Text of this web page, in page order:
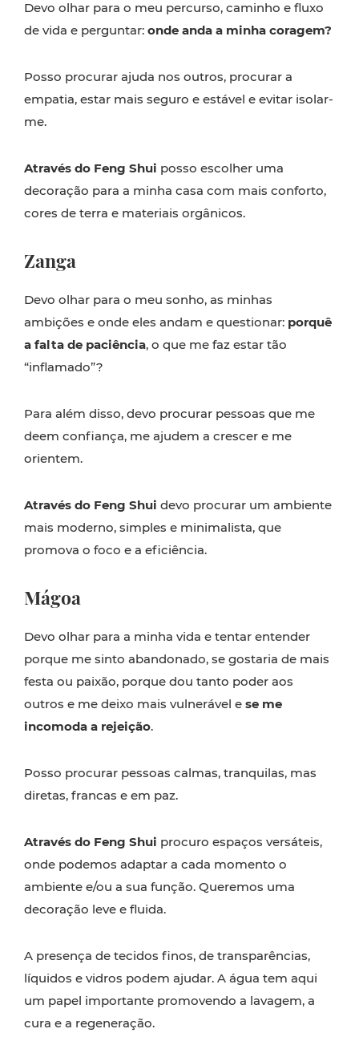
Devo olhar para o meu percurso, caminho e fluxo
de vida e perguntar: onde anda a minha coragem?
Posso procurar ajuda nos outros, procurar a
empatia, estar mais seguro e estável e evitar isolar-
me.
Através do Feng Shui posso escolher uma
decoração para a minha casa com mais conforto,
cores de terra e materiais orgânicos.
Zanga
Devo olhar para o meu sonho, as minhas
ambições e onde eles andam e questionar: porquê
a falta de paciência, o que me faz estar tão
“inflamado”?
Para além disso, devo procurar pessoas que me
deem confiança, me ajudem a crescer e me
orientem.
Através do Feng Shui devo procurar um ambiente
mais moderno, simples e minimalista, que
promova o foco e a eficiência.
Mágoa
Devo olhar para a minha vida e tentar entender
porque me sinto abandonado, se gostaria de mais
festa ou paixão, porque dou tanto poder aos
outros e me deixo mais vulnerável e se me
incomoda a rejeição.
Posso procurar pessoas calmas, tranquilas, mas
diretas, francas e em paz.
Através do Feng Shui procuro espaços versáteis,
onde podemos adaptar a cada momento o
ambiente e/ou a sua função. Queremos uma
decoração leve e fluida.
A presença de tecidos finos, de transparências,
líquidos e vidros podem ajudar. A água tem aqui
um papel importante promovendo a lavagem, a
cura e a regeneração.